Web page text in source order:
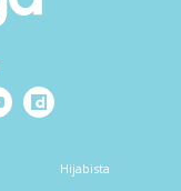
Hijabista